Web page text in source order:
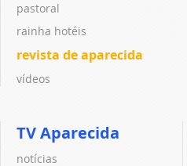
pastoral
rainha hotéis
revista de aparecida
vídeos
TV Aparecida
notícias